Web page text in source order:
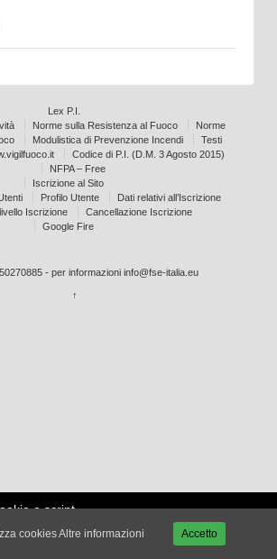
Lex P.I.
Norme sulla Resistenza al Fuoco
Norme
Modulistica di Prevenzione Incendi
Testi
Codice di P.I. (D.M. 3 Agosto 2015)
NFPA – Free
Iscrizione al Sito
Profilo Utente
Dati relativi all’Iscrizione
Iscrizione
Cancellazione Iscrizione
Google Fire
- per informazioni info@fse-italia.eu
↑
e script
impostazioni
Accetta
cookiesAltre informazioni Accetto